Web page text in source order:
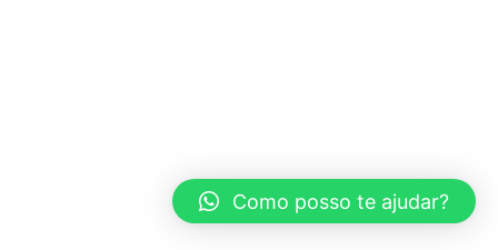
Como posso te ajudar?